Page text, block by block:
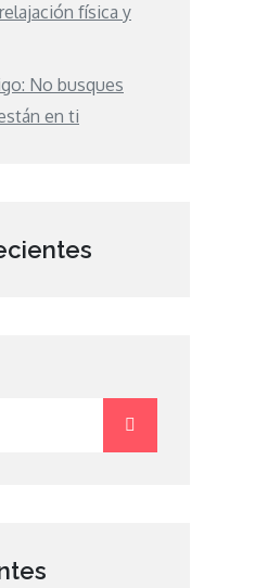
física y
No busques
en ti